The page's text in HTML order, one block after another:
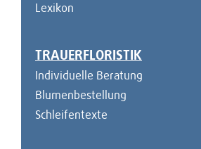
Lexikon
TRAUERFLORISTIK
Individuelle Beratung
Blumenbestellung
Schleifentexte